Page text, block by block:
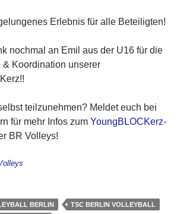
Erlebnis für alle Beteiligten!
nochmal an Emil aus der U16 für die
& Koordination unserer
teilzunehmen? Meldet euch bei
für mehr Infos zum YoungBLOCKerz-
BR Volleys!
BERLIN
TSC BERLIN VOLLEYBALL